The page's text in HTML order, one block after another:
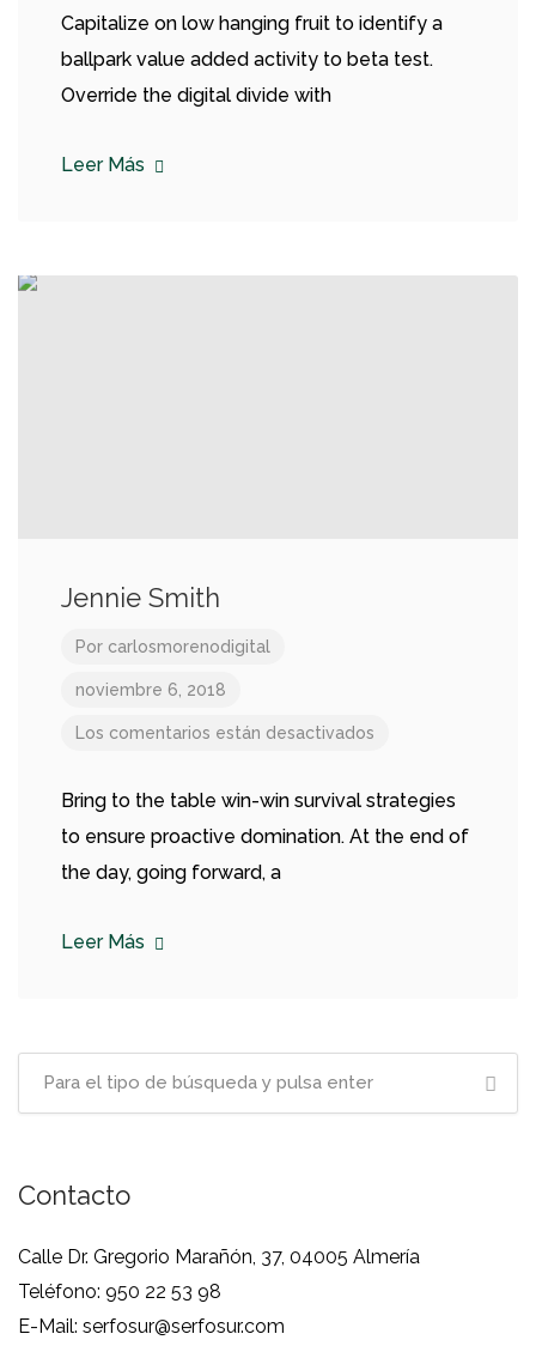
Capitalize on low hanging fruit to identify a
ballpark value added activity to beta test.
Override the digital divide with
Leer Más
Jennie Smith
Por carlosmorenodigital
noviembre 6, 2018
Los comentarios están desactivados
Bring to the table win-win survival strategies
to ensure proactive domination. At the end of
the day, going forward, a
Leer Más
Contacto
Calle Dr. Gregorio Marañón, 37, 04005 Almería
Teléfono: 950 22 53 98
E-Mail: serfosur@serfosur.com